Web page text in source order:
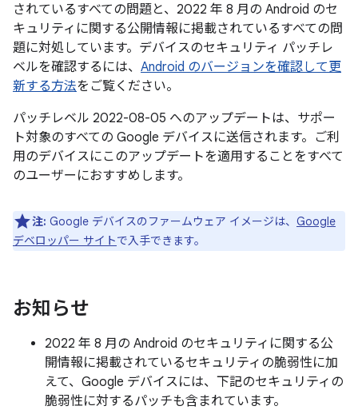
されているすべての問題と、2022 年 8 月の Android のセ
キュリティに関する公開情報に掲載されているすべての問
題に対処しています。デバイスのセキュリティ パッチレ
ベルを確認するには、 Android のバージョンを確認して更
新する方法をご覧ください。
パッチレベル 2022-08-05 へのアップデートは、サポー
ト対象のすべての Google デバイスに送信されます。ご利
用のデバイスにこのアップデートを適用することをすべて
のユーザーにおすすめします。
注: Google デバイスのファームウェア イメージは、 Google
デベロッパー サイトで入手できます。
お知らせ
2022 年 8 月の Android のセキュリティに関する公
開情報に掲載されているセキュリティの脆弱性に加
えて、Google デバイスには、下記のセキュリティの
脆弱性に対するパッチも含まれています。